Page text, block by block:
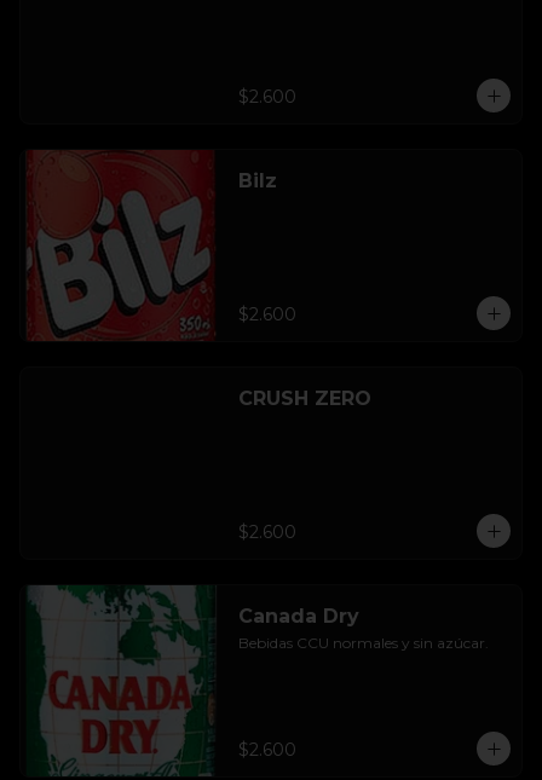
$2.600
Bilz
$2.600
CRUSH ZERO
$2.600
Canada Dry
Bebidas CCU normales y sin azúcar.
$2.600